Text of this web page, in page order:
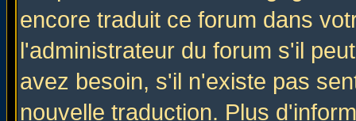
encore traduit ce forum dans
l'administrateur du forum s'il
avez besoin, s'il n'existe pas
nouvelle traduction. Plus